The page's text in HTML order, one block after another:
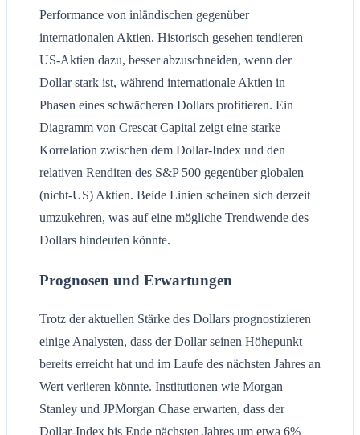
Performance von inländischen gegenüber
internationalen Aktien. Historisch gesehen tendieren
US-Aktien dazu, besser abzuschneiden, wenn der
Dollar stark ist, während internationale Aktien in
Phasen eines schwächeren Dollars profitieren. Ein
Diagramm von Crescat Capital zeigt eine starke
Korrelation zwischen dem Dollar-Index und den
relativen Renditen des S&P 500 gegenüber globalen
(nicht-US) Aktien. Beide Linien scheinen sich derzeit
umzukehren, was auf eine mögliche Trendwende des
Dollars hindeuten könnte.
Prognosen und Erwartungen
Trotz der aktuellen Stärke des Dollars prognostizieren
einige Analysten, dass der Dollar seinen Höhepunkt
bereits erreicht hat und im Laufe des nächsten Jahres an
Wert verlieren könnte. Institutionen wie Morgan
Stanley und JPMorgan Chase erwarten, dass der
Dollar-Index bis Ende nächsten Jahres um etwa 6%